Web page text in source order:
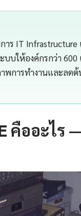
าร IT Infrastructure
บให้องค์กรกว่า 600
าพการทำงานและลด
คืออะไร